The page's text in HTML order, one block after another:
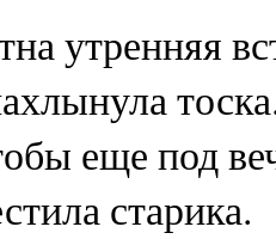
утренняя
еще под
старика.